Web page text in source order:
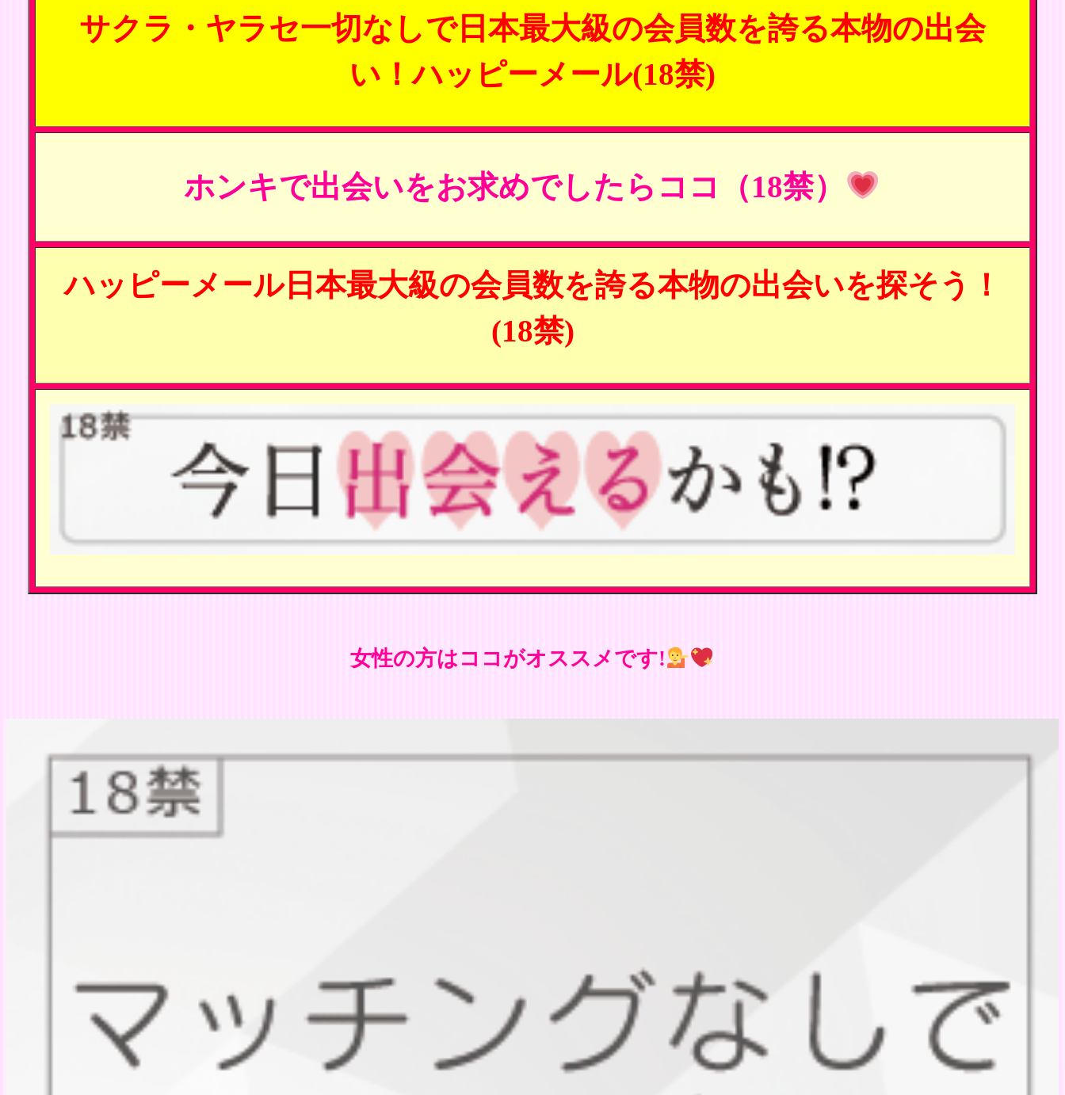
サクラ・ヤラセ一切なしで日本最大級の会員数を誇る本物の出会
い！ハッピーメール(18禁)
ホンキで出会いをお求めでしたらココ（18禁）
ハッピーメール日本最大級の会員数を誇る本物の出会いを探そう！
(18禁)
女性の方はココがオススメです!